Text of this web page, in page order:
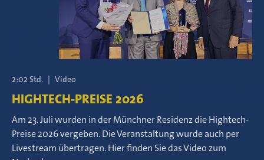
2:02 Std. | Video
HIGHTECH-PREISE 2026
Am 23. Juli wurden in der Münchner Residenz die Hightech-
Preise 2026 vergeben. Die Veranstaltung wurde auch per
Livestream übertragen. Hier finden Sie das Video zum